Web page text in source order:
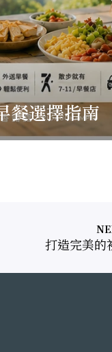
餐選擇指南
打造完美的